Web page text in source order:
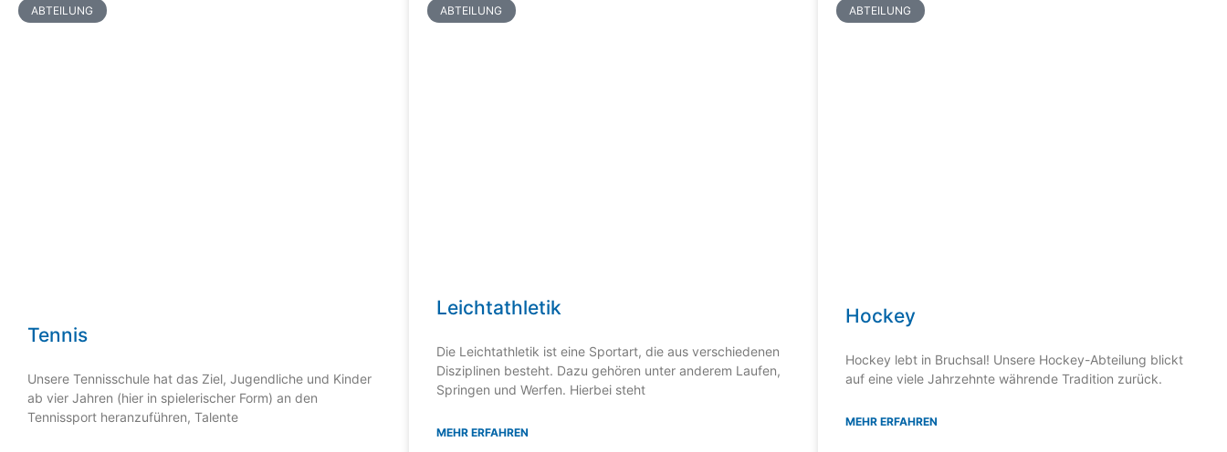
ABTEILUNG
Tennis
Unsere Tennisschule hat das Ziel, Jugendliche und Kinder
ab vier Jahren (hier in spielerischer Form) an den
Tennissport heranzuführen, Talente
ABTEILUNG
Leichtathletik
Die Leichtathletik ist eine Sportart, die aus verschiedenen
Disziplinen besteht. Dazu gehören unter anderem Laufen,
Springen und Werfen. Hierbei steht
MEHR ERFAHREN
ABTEILUNG
Hockey
Hockey lebt in Bruchsal! Unsere Hockey-Abteilung blickt
auf eine viele Jahrzehnte währende Tradition zurück.
MEHR ERFAHREN